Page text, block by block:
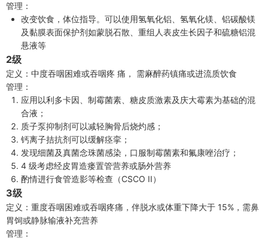
管理：
改变饮食，体位指导。可以使用氢氧化铝、氢氧化镁、铝碳酸镁
及黏膜表面保护剂如蒙脱石散、重组人表皮生长因子和硫糖铝混
悬液等
2级
定义：中度吞咽困难或吞咽疼 痛， 需麻醉药镇痛或进流质饮食
管理：
应用以利多卡因、制霉菌素、糖皮质激素及庆大霉素为基础的混
合液；
质子泵抑制剂可以减轻胸骨后烧灼感；
钙离子拮抗剂可以缓解痉挛；
发现细菌及真菌念珠菌感染，口服制霉菌素和氟康唑治疗；
4 级考虑经皮胃造瘘置管营养或肠外营养
酌情进行食管造影等检查（CSCO II）
3级
定义：重度吞咽困难或吞咽疼痛，伴脱水或体重下降大于 15%，需鼻
胃饲或静脉输液补充营养
管理：